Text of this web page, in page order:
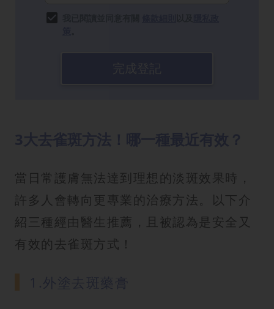
當日常護膚無法達到理想的淡斑效果時，
許多人會轉向更專業的治療方法。以下介
紹三種經由醫生推薦，且被認為是安全又
有效的去雀斑方式！